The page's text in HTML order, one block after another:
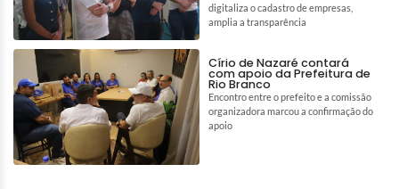
digitaliza o cadastro de empresas,
amplia a transparência
Círio de Nazaré contará
com apoio da Prefeitura de
Rio Branco
Encontro entre o prefeito e a comissão
organizadora marcou a confirmação do
apoio